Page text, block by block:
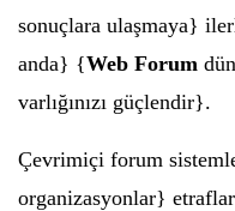
sonuçlara ulaşmaya}
anda} {Web Forum
varlığınızı güçlendir}.
Çevrimiçi forum
organizasyonlar}